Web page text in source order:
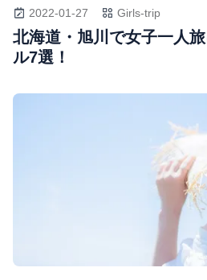
2022-01-27 Girls-trip
北海道・旭川で女子一人
ル7選！